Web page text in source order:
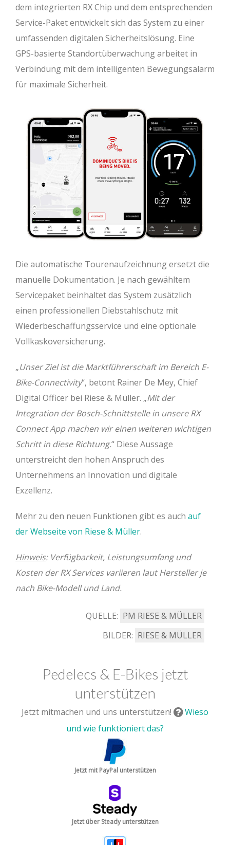
dem integrierten RX Chip und dem entsprechenden
Service-Paket entwickelt sich das System zu einer
umfassenden digitalen Sicherheitslösung. Eine
GPS-basierte Standortüberwachung arbeitet in
Verbindung mit dem intelligenten Bewegungsalarm
für maximale Sicherheit.
Die automatische Tourenaufzeichnung ersetzt die
manuelle Dokumentation. Je nach gewähltem
Servicepaket beinhaltet das System zusätzlich
einen professionellen Diebstahlschutz mit
Wiederbeschaffungsservice und eine optionale
Vollkaskoversicherung.
„Unser Ziel ist die Marktführerschaft im Bereich E-
Bike-Connectivity“, betont Rainer De Mey, Chief
Digital Officer bei Riese & Müller. „Mit der
Integration der Bosch-Schnittstelle in unsere RX
Connect App machen wir einen weiteren wichtigen
Schritt in diese Richtung.“ Diese Aussage
unterstreicht den hohen Anspruch des
Unternehmens an Innovation und digitale
Exzellenz.
Mehr zu den neuen Funktionen gibt es auch auf
der Webseite von Riese & Müller.
Hinweis: Verfügbarkeit, Leistungsumfang und
Kosten der RX Services variieren laut Hersteller je
nach Bike-Modell und Land.
QUELLE: PM RIESE & MÜLLER
BILDER: RIESE & MÜLLER
Pedelecs & E-Bikes jetzt
unterstützen
Jetzt mitmachen und uns unterstützen!
Wieso
und wie funktioniert das?
Jetzt mit PayPal unterstützen
Jetzt über Steady unterstützen